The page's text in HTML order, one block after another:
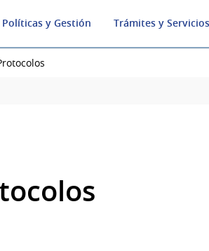
Políticas y Gestión Trámites y Servicios